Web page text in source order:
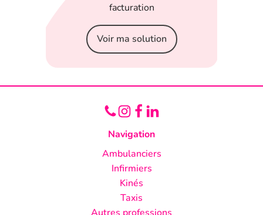
facturation
Voir ma solution
Navigation
Ambulanciers
Infirmiers
Kinés
Taxis
Autres professions